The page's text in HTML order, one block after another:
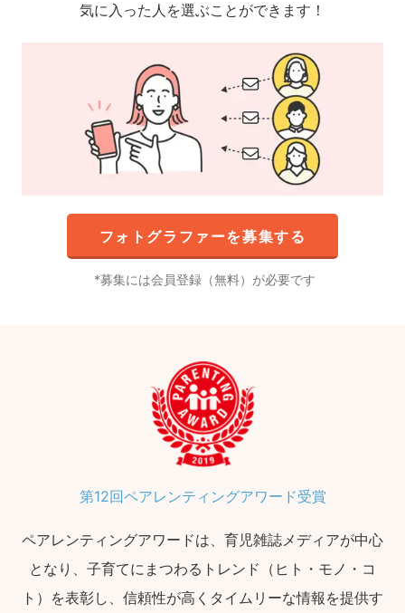
気に入った人を選ぶことができます！
フォトグラファーを募集する
募集には会員登録（無料）が必要です
第12回ペアレンティングアワード受賞
ペアレンティングアワードは、育児雑誌メディアが中心
となり、子育てにまつわるトレンド（ヒト・モノ・コ
ト）を表彰し、信頼性が高くタイムリーな情報を提供す